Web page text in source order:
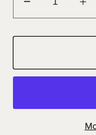
Decrease
quantity
for
Essential
for